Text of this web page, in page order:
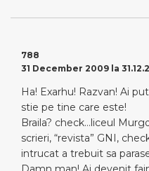
788
31 December 2009 la
Ha! Exarhu! Razvan! Ai
stie pe tine care este!
Braila? check…liceul
scrieri, “revista” GNI,
intrucat a trebuit sa